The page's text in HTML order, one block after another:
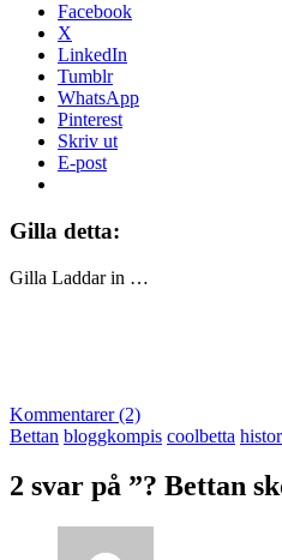
Facebook
X
LinkedIn
Tumblr
WhatsApp
Pinterest
Skriv ut
E-post
Gilla detta:
Gilla Laddar in …
Kommentarer (2)
Bettan bloggkompis coolbetta
2 svar på ”? Bettan